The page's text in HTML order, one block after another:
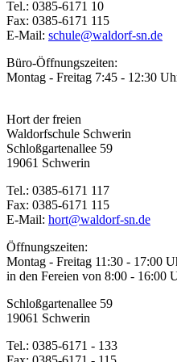
Tel.: 0385-6171 10
Fax: 0385-6171 115
E-Mail: schule@waldorf-sn.de
Büro-Öffnungszeiten:
Montag - Freitag 7:45 - 12:30
Hort der freien
Waldorfschule Schwerin
Schloßgartenallee 59
19061 Schwerin
Tel.: 0385-6171 117
Fax: 0385-6171 115
E-Mail: hort@waldorf-sn.de
Öffnungszeiten:
Montag - Freitag 11:30 - 17:00
in den Fereien von 8:00 - 16:00
Schloßgartenallee 59
19061 Schwerin
Tel.: 0385-6171 - 133